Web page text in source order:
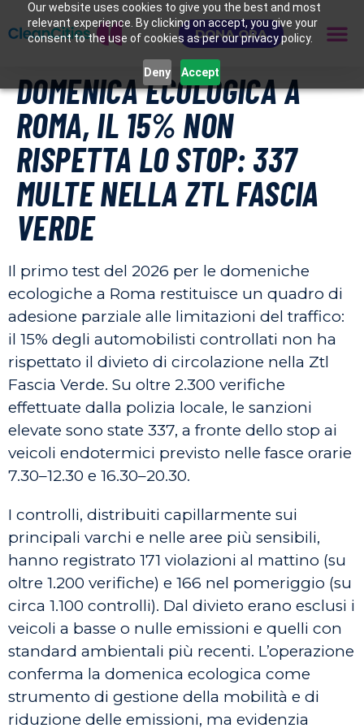
Our website uses cookies to give you the best and most
relevant experience. By clicking on accept, you give your
consent to the use of cookies as per our privacy policy.
Deny Accept
DONA ORA
DOMENICA ECOLOGICA A
ROMA, IL 15% NON
RISPETTA LO STOP: 337
MULTE NELLA ZTL FASCIA
VERDE
Il primo test del 2026 per le domeniche
ecologiche a Roma restituisce un quadro di
adesione parziale alle limitazioni del traffico:
il 15% degli automobilisti controllati non ha
rispettato il divieto di circolazione nella Ztl
Fascia Verde. Su oltre 2.300 verifiche
effettuate dalla polizia locale, le sanzioni
elevate sono state 337, a fronte dello stop ai
veicoli endotermici previsto nelle fasce orarie
7.30–12.30 e 16.30–20.30.
I controlli, distribuiti capillarmente sui
principali varchi e nelle aree più sensibili,
hanno registrato 171 violazioni al mattino (su
oltre 1.200 verifiche) e 166 nel pomeriggio (su
circa 1.100 controlli). Dal divieto erano esclusi i
veicoli a basse o nulle emissioni e quelli con
standard ambientali più recenti. L’operazione
conferma la domenica ecologica come
strumento di gestione della mobilità e di
riduzione delle emissioni, ma evidenzia